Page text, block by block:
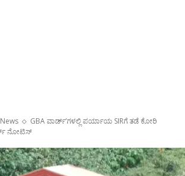
GBA ವಾರ್ಡ್ʼಗಳಲ್ಲಿ ಪರ್ಯಾಯ SIRಗೆ ತಡೆ ಕೋರಿ
ನೋಟಿಸ್